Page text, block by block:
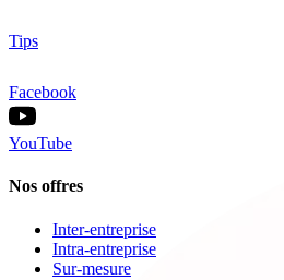
Tips
Facebook
YouTube
Nos offres
Inter-entreprise
Intra-entreprise
Sur-mesure